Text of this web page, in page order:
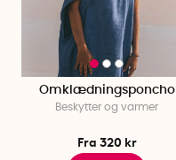
Omklædningsponcho
Beskytter og varmer
Fra 320 kr